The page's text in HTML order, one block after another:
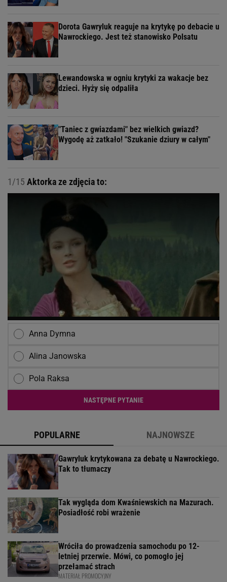
Dorota Gawryluk reaguje na krytykę po debacie u
Nawrockiego. Jest też stanowisko Polsatu
Lewandowska w ogniu krytyki za wakacje bez
dzieci. Hyży się odpaliła
"Taniec z gwiazdami" bez wielkich gwiazd?
Wygodę aż zatkało! "Szukanie dziury w całym"
1/15 Aktorka ze zdjęcia to:
Anna Dymna
Alina Janowska
Pola Raksa
NASTĘPNE PYTANIE
POPULARNE NAJNOWSZE
Gawryluk krytykowana za debatę u Nawrockiego.
Tak to tłumaczy
Tak wygląda dom Kwaśniewskich na Mazurach.
Posiadłość robi wrażenie
Wróciła do prowadzenia samochodu po 12-
letniej przerwie. Mówi, co pomogło jej
przełamać strach
MATERIAŁ PROMOCYJNY